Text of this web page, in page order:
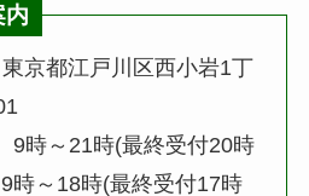
内
京都江戸川区西小岩1丁
時～21時(最終受付20時
～18時(最終受付17時